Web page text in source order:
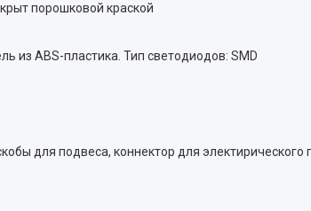
порошковой краской
из ABS-пластика. Тип светодиодов: SMD
для подвеса, коннектор для